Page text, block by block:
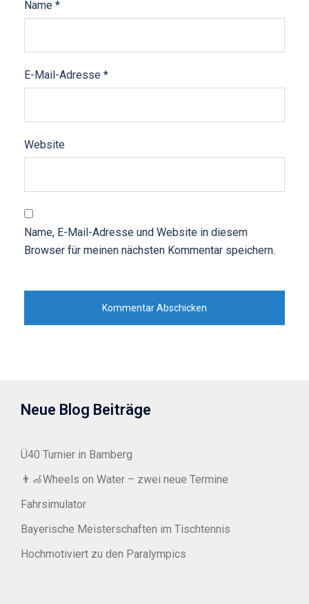
Name *
E-Mail-Adresse *
Website
Name, E-Mail-Adresse und Website in diesem
Browser für meinen nächsten Kommentar speichern.
Neue Blog Beiträge
Ü40 Turnier in Bamberg
👨‍🦽Wheels on Water – zwei neue Termine
Fahrsimulator
Bayerische Meisterschaften im Tischtennis
Hochmotiviert zu den Paralympics